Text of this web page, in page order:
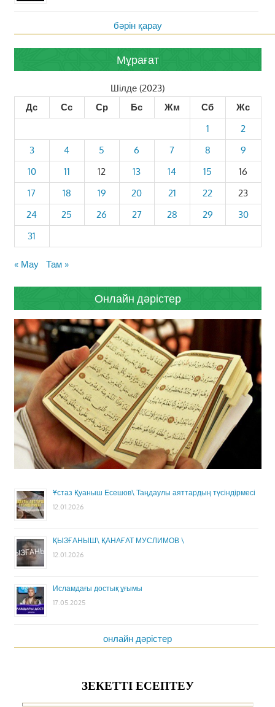
бәрін қарау
Мұрағат
Шілде (2023)
Дс
Сс Ср Бс Жм Сб
Жс
1
2
3
4 5 6 7 8
9
10
11 12 13 14 15
16
17
18 19 20 21 22
23
24
25 26 27 28 29
30
31
« Мау Там »
Онлайн дәрістер
Ұстаз Қуаныш Есешов\ Таңдаулы аяттардың түсіндірмесі
12.01.2026
ҚЫЗҒАНЫШ\ ҚАНАҒАТ МУСЛИМОВ \
12.01.2026
Исламдағы достық ұғымы
17.05.2025
онлайн дәрістер